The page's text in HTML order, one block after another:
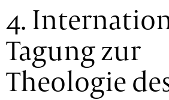
4.
Tagung zur
Theologie